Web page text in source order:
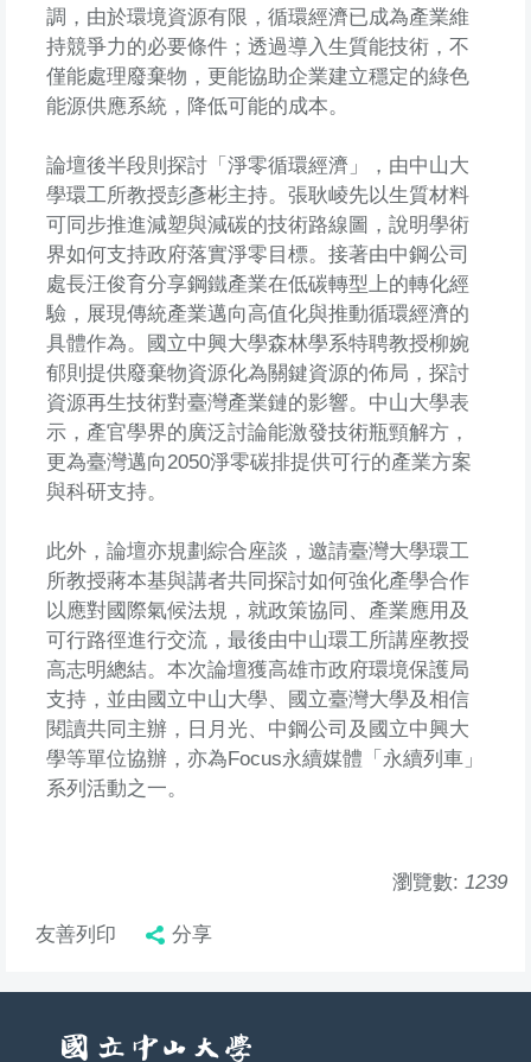
調，由於環境資源有限，循環經濟已成為產業維
持競爭力的必要條件；透過導入生質能技術，不
僅能處理廢棄物，更能協助企業建立穩定的綠色
能源供應系統，降低可能的成本。
論壇後半段則探討「淨零循環經濟」，由中山大
學環工所教授彭彥彬主持。張耿崚先以生質材料
可同步推進減塑與減碳的技術路線圖，說明學術
界如何支持政府落實淨零目標。接著由中鋼公司
處長汪俊育分享鋼鐵產業在低碳轉型上的轉化經
驗，展現傳統產業邁向高值化與推動循環經濟的
具體作為。國立中興大學森林學系特聘教授柳婉
郁則提供廢棄物資源化為關鍵資源的佈局，探討
資源再生技術對臺灣產業鏈的影響。中山大學表
示，產官學界的廣泛討論能激發技術瓶頸解方，
更為臺灣邁向2050淨零碳排提供可行的產業方案
與科研支持。
此外，論壇亦規劃綜合座談，邀請臺灣大學環工
所教授蔣本基與講者共同探討如何強化產學合作
以應對國際氣候法規，就政策協同、產業應用及
可行路徑進行交流，最後由中山環工所講座教授
高志明總結。本次論壇獲高雄市政府環境保護局
支持，並由國立中山大學、國立臺灣大學及相信
閱讀共同主辦，日月光、中鋼公司及國立中興大
學等單位協辦，亦為Focus永續媒體「永續列車」
系列活動之一。
瀏覽數: 1239
友善列印 分享